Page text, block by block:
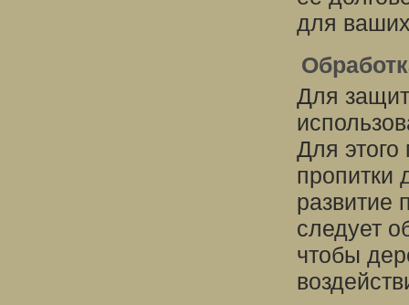
для
Для
Для
пропитки
развитие
следует
чтобы